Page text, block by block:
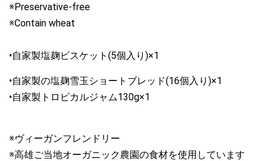
※Preservative-free
※Contain wheat
•自家製塩麹ビスケット(5個入り)×1
•自家製の塩麹雪玉ショートブレッド(16個入り)×1
※ヴィーガンフレンドリー
※高雄ご当地オーガニック農園の食材を使用しています